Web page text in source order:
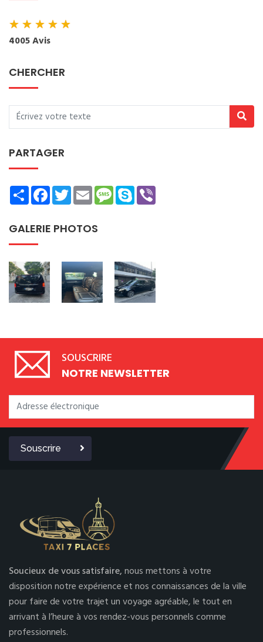
★★★★★
4005 Avis
CHERCHER
PARTAGER
ShareFacebookTwitterEmailMessage
Skype
GALERIE PHOTOS
SOUSCRIRE
NOTRE NEWSLETTER
Souscrire
Soucieux de vous satisfaire,nous mettons à votre
disposition notre expérience et nos connaissances de la ville
pour faire de votre trajet un voyage agréable, le tout en
arrivant à l’heure à vos rendez-vous personnels comme
professionnels.